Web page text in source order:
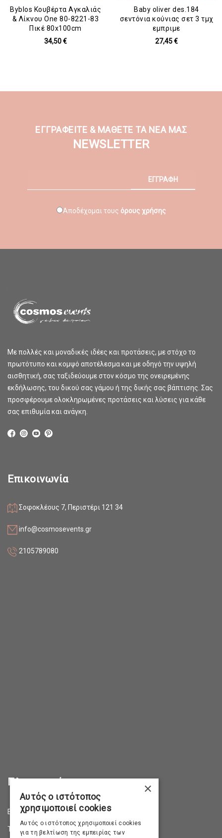
Byblos Κουβέρτα Αγκαλιάς
& Λίκνου One 80-8221-83
Πικέ 80x100cm
34,50 €
Baby oliver des.184
σεντόνια κούνιας σετ 3 τμχ
εμπριμε
27,45 €
ΕΓΓΡΑΦΕΙΤΕ & ΜΑΘΕΤΕ ΤΑ ΝΕΑ ΜΑΣ
NEWSLETTER
ΕΓΓΡΑΦΗ
Αποδέχομαι τους όρους χρήσης
Με πολλές και μοναδικές ιδέες και προτάσεις, με στόχο το
πρωτότυπο και κομψό αποτέλεσμα και με οδηγό την υψηλή
αισθητική, σας ταξιδεύουμε στον κόσμο της ονειρεμένης
εκδήλωσης, του δικού σας γάμου ή της δικής σας βάπτισης. Σας
προσφέρουμε ολοκληρωμένες προτάσεις και λύσεις για κάθε
σας επιθυμία και ανάγκη.
Επικοινωνία
Σοφοκλέους 7, Περιστέρι 121 34
info@cosmosevents.gr
2105789080
Πληροφορίες
Επικοινωνία
Τρόποι Αποστολής
×
Αυτός ο ιστότοπος
χρησιμοποιεί cookies
Αυτός ο ιστότοπος χρησιμοποιεί cookies
για τη βελτίωση της εμπειρίας των